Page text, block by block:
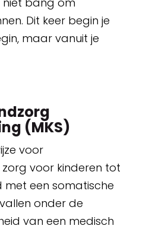
Dit keer begin je
maar vanuit je
(MKS)
voor
voor kinderen tot
een somatische
onder de
van een medisch